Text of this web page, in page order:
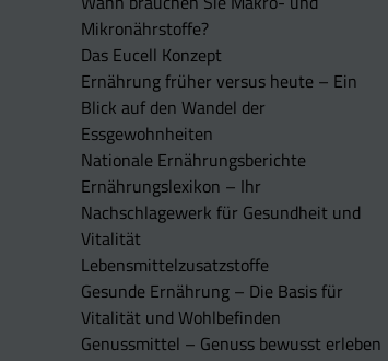
3,36
3,55
3,6
4,32
5,0
5,1
7,0
7,1
Mikronährstoffe?
Das Eucell Konzept
Ernährung früher versus heute – Ein
Blick auf den Wandel der
Essgewohnheiten
Nationale Ernährungsberichte
Ernährungslexikon – Ihr
Nachschlagewerk für Gesundheit und
Vitalität
Lebensmittelzusatzstoffe
Gesunde Ernährung – Die Basis für
Vitalität und Wohlbefinden
Genussmittel – Genuss bewusst erleben